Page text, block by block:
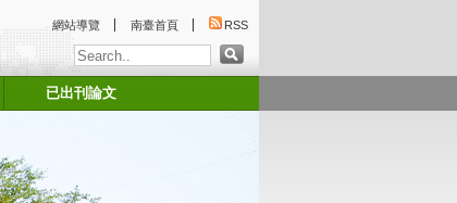
網站導覽 南臺首頁 RSS
已出刊論文